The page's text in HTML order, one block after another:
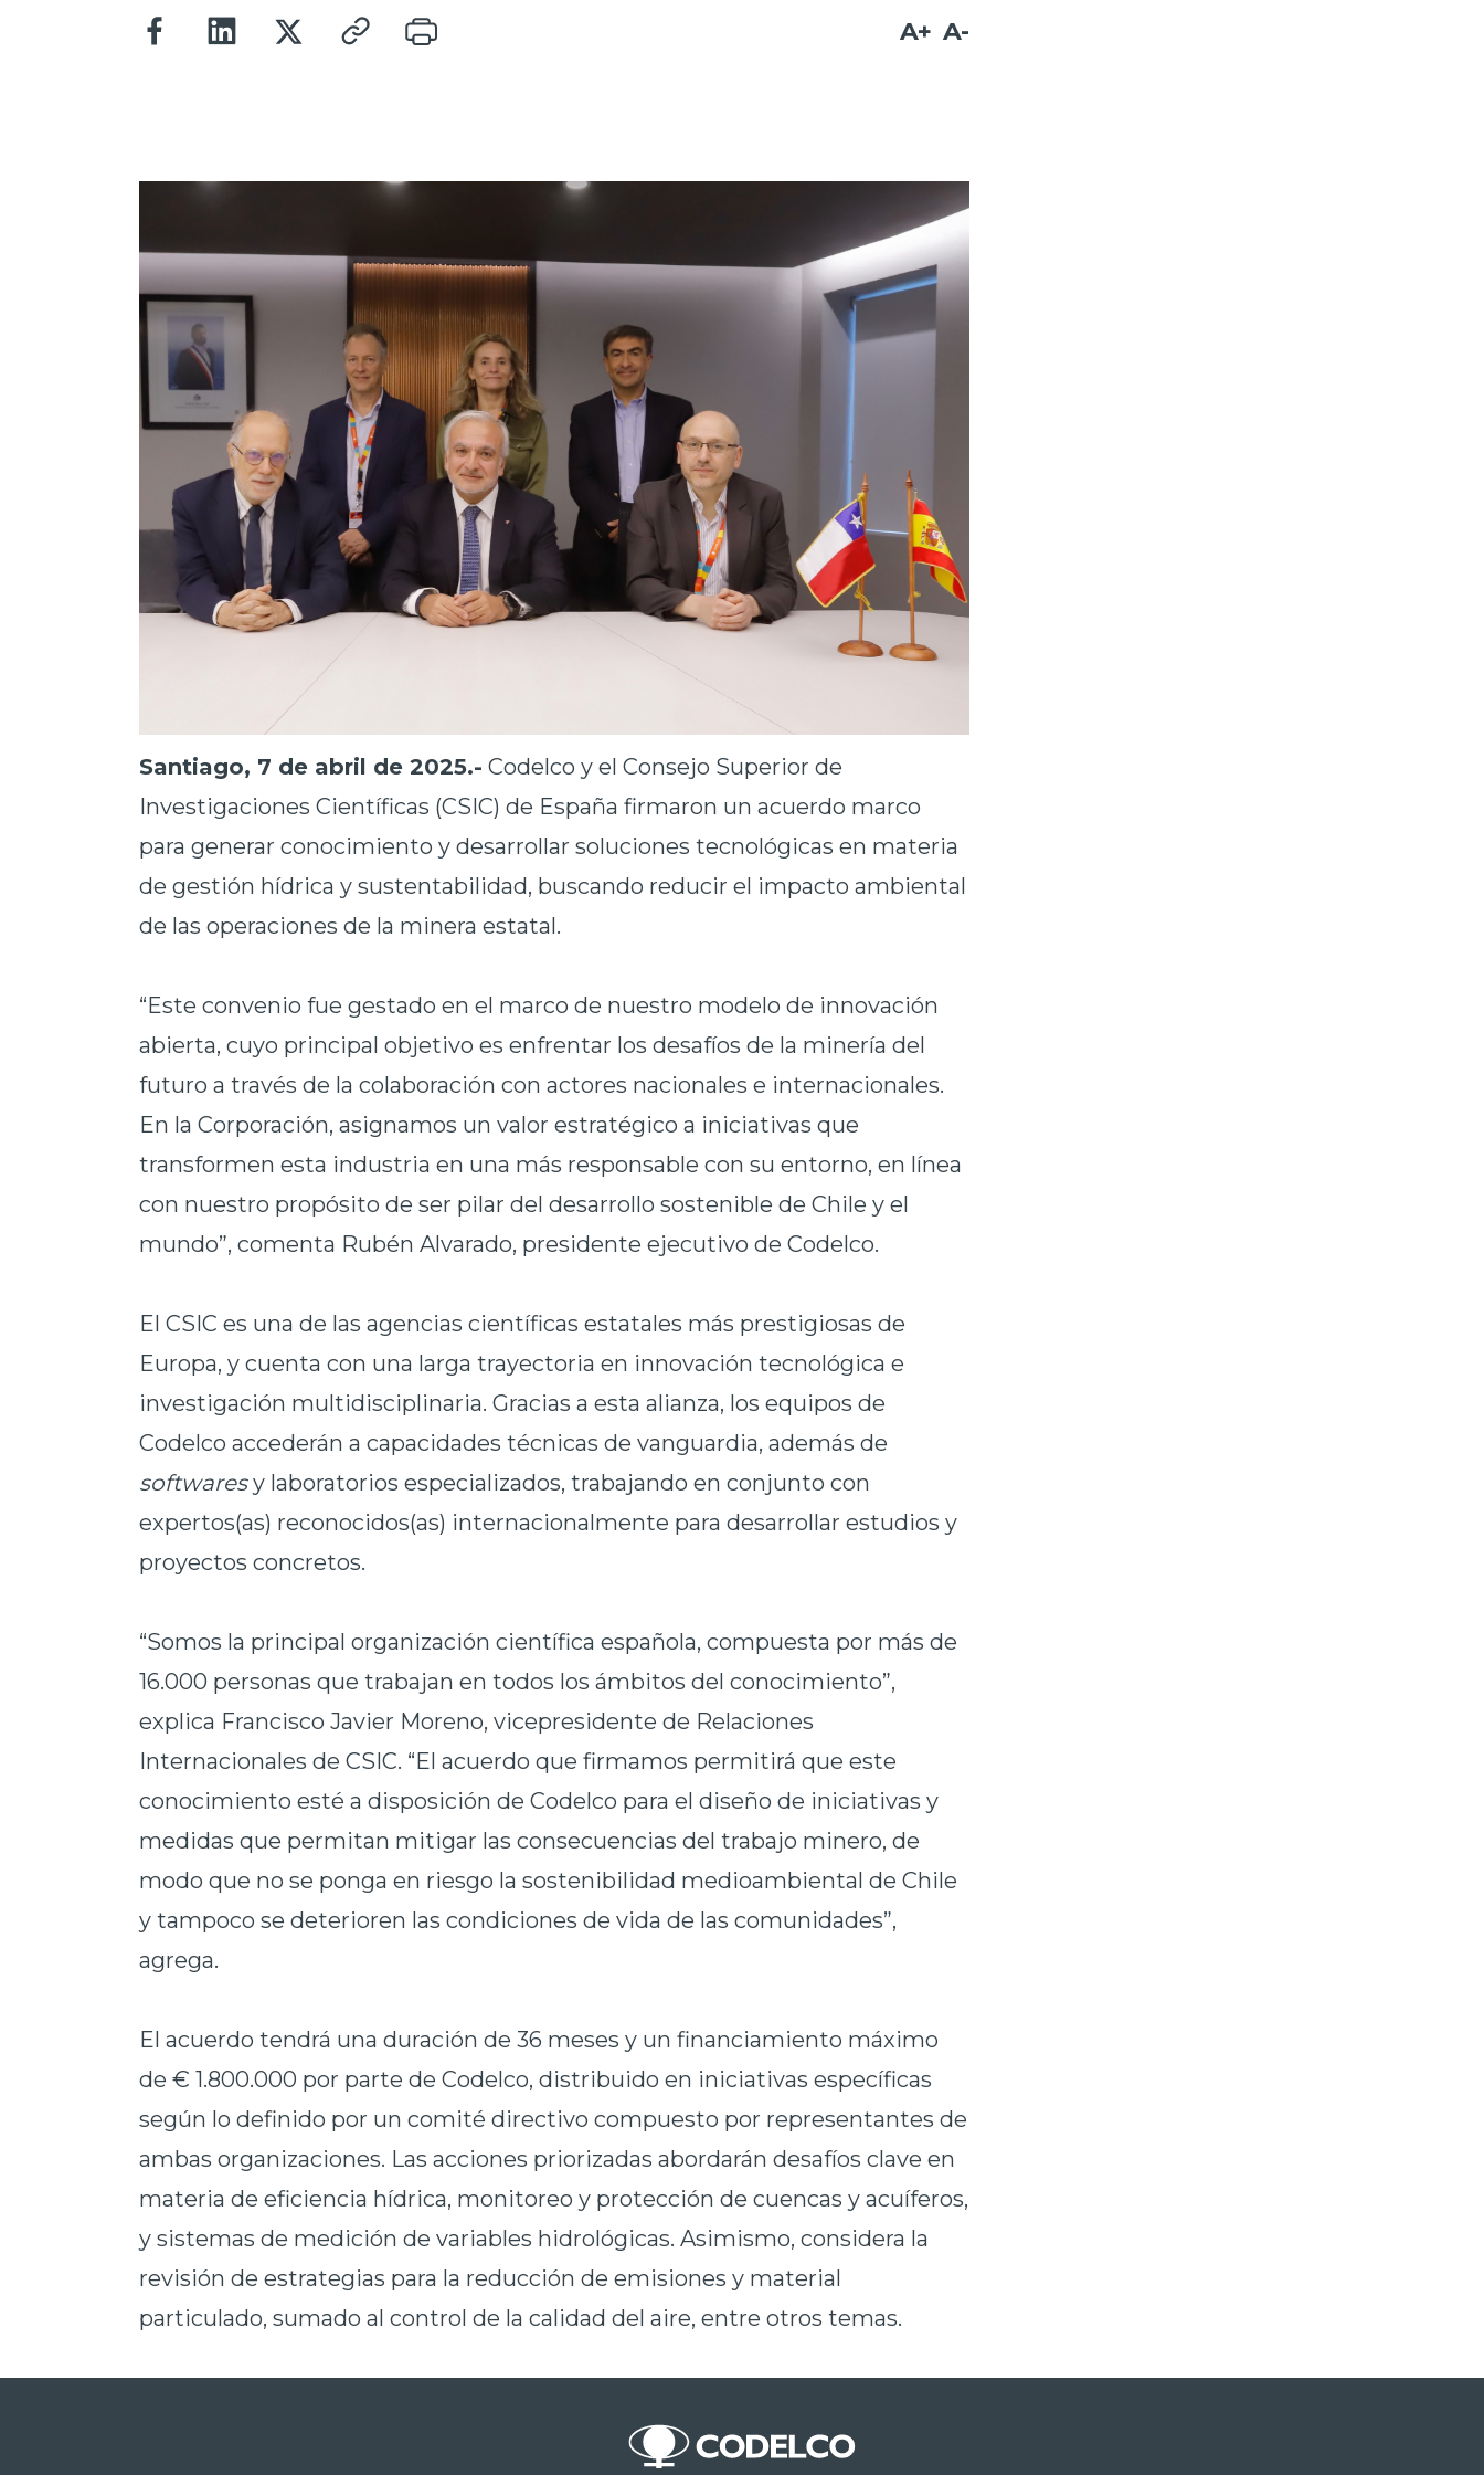
A+ A-
Santiago, 7 de abril de 2025.- Codelco y el Consejo Superior de
Investigaciones Científicas (CSIC) de España firmaron un acuerdo marco
para generar conocimiento y desarrollar soluciones tecnológicas en materia
de gestión hídrica y sustentabilidad, buscando reducir el impacto ambiental
de las operaciones de la minera estatal.
“Este convenio fue gestado en el marco de nuestro modelo de innovación
abierta, cuyo principal objetivo es enfrentar los desafíos de la minería del
futuro a través de la colaboración con actores nacionales e internacionales.
En la Corporación, asignamos un valor estratégico a iniciativas que
transformen esta industria en una más responsable con su entorno, en línea
con nuestro propósito de ser pilar del desarrollo sostenible de Chile y el
mundo”, comenta Rubén Alvarado, presidente ejecutivo de Codelco.
El CSIC es una de las agencias científicas estatales más prestigiosas de
Europa, y cuenta con una larga trayectoria en innovación tecnológica e
investigación multidisciplinaria. Gracias a esta alianza, los equipos de
Codelco accederán a capacidades técnicas de vanguardia, además de
softwaresy laboratorios especializados, trabajando en conjunto con
expertos(as) reconocidos(as) internacionalmente para desarrollar estudios y
proyectos concretos.
“Somos la principal organización científica española, compuesta por más de
16.000 personas que trabajan en todos los ámbitos del conocimiento”,
explica Francisco Javier Moreno, vicepresidente de Relaciones
Internacionales de CSIC. “El acuerdo que firmamos permitirá que este
conocimiento esté a disposición de Codelco para el diseño de iniciativas y
medidas que permitan mitigar las consecuencias del trabajo minero, de
modo que no se ponga en riesgo la sostenibilidad medioambiental de Chile
y tampoco se deterioren las condiciones de vida de las comunidades”,
agrega.
El acuerdo tendrá una duración de 36 meses y un financiamiento máximo
de € 1.800.000 por parte de Codelco, distribuido en iniciativas específicas
según lo definido por un comité directivo compuesto por representantes de
ambas organizaciones. Las acciones priorizadas abordarán desafíos clave en
materia de eficiencia hídrica, monitoreo y protección de cuencas y acuíferos,
y sistemas de medición de variables hidrológicas. Asimismo, considera la
revisión de estrategias para la reducción de emisiones y material
particulado, sumado al control de la calidad del aire, entre otros temas.